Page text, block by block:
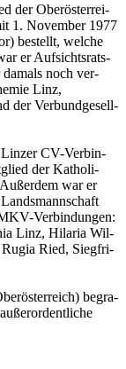
der Ober­ös­ter­rei­
1. No­vem­ber 1977
be­stellt, wel­che
er Auf­sichts­rats­
da­mals noch ver­
Linz,
der Ver­bund­ge­sell­
Lin­zer CV-Ver­bin­
der Ka­tho­li­
war er
Ver­bin­dun­gen:
Linz, Hi­la­ria Wil­
Rugia Ried, Sieg­fri­
be­gra­